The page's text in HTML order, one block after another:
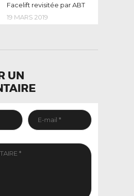
Facelift revisitée par ABT
19 MARS 2019
UN